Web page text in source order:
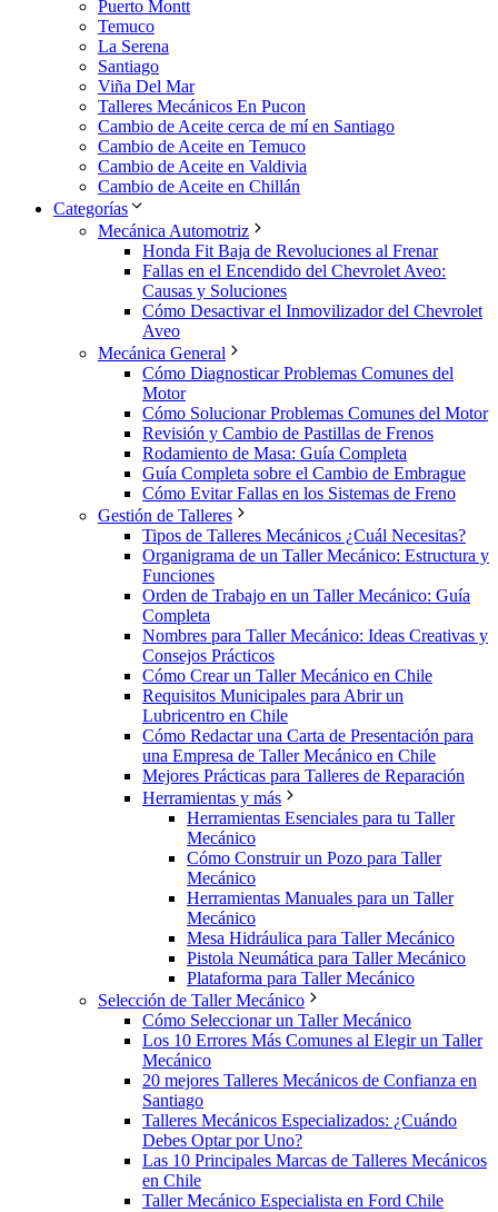
Puerto Montt
Temuco
La Serena
Santiago
Viña Del Mar
Talleres Mecánicos En Pucon
Cambio de Aceite cerca de mí en Santiago
Cambio de Aceite en Temuco
Cambio de Aceite en Valdivia
Cambio de Aceite en Chillán
Categorías
Mecánica Automotriz
Honda Fit Baja de Revoluciones al Frenar
Fallas en el Encendido del Chevrolet Aveo:
Causas y Soluciones
Cómo Desactivar el Inmovilizador del Chevrolet
Aveo
Mecánica General
Cómo Diagnosticar Problemas Comunes del
Motor
Cómo Solucionar Problemas Comunes del Motor
Revisión y Cambio de Pastillas de Frenos
Rodamiento de Masa: Guía Completa
Guía Completa sobre el Cambio de Embrague
Cómo Evitar Fallas en los Sistemas de Freno
Gestión de Talleres
Tipos de Talleres Mecánicos ¿Cuál Necesitas?
Organigrama de un Taller Mecánico: Estructura y
Funciones
Orden de Trabajo en un Taller Mecánico: Guía
Completa
Nombres para Taller Mecánico: Ideas Creativas y
Consejos Prácticos
Cómo Crear un Taller Mecánico en Chile
Requisitos Municipales para Abrir un
Lubricentro en Chile
Cómo Redactar una Carta de Presentación para
una Empresa de Taller Mecánico en Chile
Mejores Prácticas para Talleres de Reparación
Herramientas y más
Herramientas Esenciales para tu Taller
Mecánico
Cómo Construir un Pozo para Taller
Mecánico
Herramientas Manuales para un Taller
Mecánico
Mesa Hidráulica para Taller Mecánico
Pistola Neumática para Taller Mecánico
Plataforma para Taller Mecánico
Selección de Taller Mecánico
Cómo Seleccionar un Taller Mecánico
Los 10 Errores Más Comunes al Elegir un Taller
Mecánico
20 mejores Talleres Mecánicos de Confianza en
Santiago
Talleres Mecánicos Especializados: ¿Cuándo
Debes Optar por Uno?
Las 10 Principales Marcas de Talleres Mecánicos
en Chile
Taller Mecánico Especialista en Ford Chile